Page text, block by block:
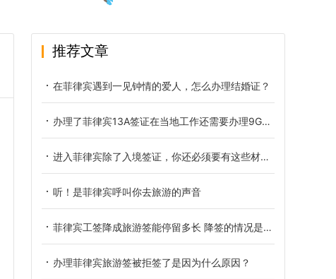
推荐文章
在菲律宾遇到一见钟情的爱人，怎么办理结婚证？
办理了菲律宾13A签证在当地工作还需要办理9G工签吗？
进入菲律宾除了入境签证，你还必须要有这些材料！
听！是菲律宾呼叫你去旅游的声音
菲律宾工签降成旅游签能停留多长 降签的情况是什么
办理菲律宾旅游签被拒签了是因为什么原因？